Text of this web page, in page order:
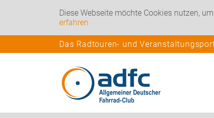
Diese Webseite möchte Cookies nutzen,
erfahren
Das Radtouren- und